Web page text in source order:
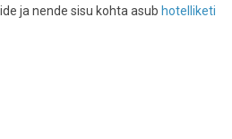
ja nende sisu kohta asub hotelliketi